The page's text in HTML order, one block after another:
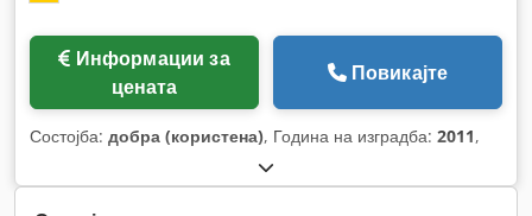
цената
Повикајте
Состојба: добра (користена), Година на изградба: 2011,